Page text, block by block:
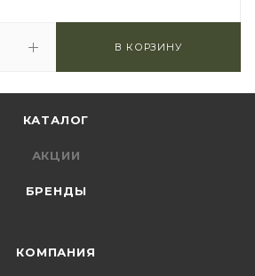
В КОРЗИНУ
КАТАЛОГ
АКЦИИ
БРЕНДЫ
КОМПАНИЯ